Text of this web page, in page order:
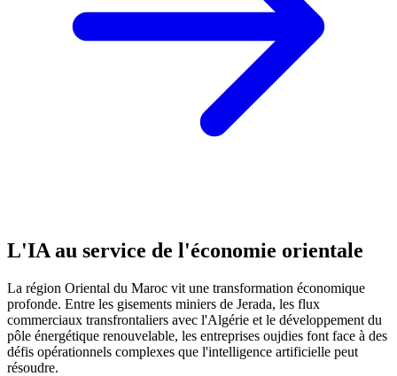
L'IA au service de l'économie orientale
La région Oriental du Maroc vit une transformation économique
profonde. Entre les gisements miniers de Jerada, les flux
commerciaux transfrontaliers avec l'Algérie et le développement du
pôle énergétique renouvelable, les entreprises oujdies font face à des
défis opérationnels complexes que l'intelligence artificielle peut
résoudre.